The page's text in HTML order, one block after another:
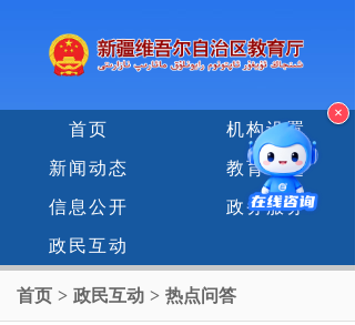
首页 机构设置
新闻动态 教育专题
信息公开 政务服务
政民互动
首页 > 政民互动 > 热点问答
×